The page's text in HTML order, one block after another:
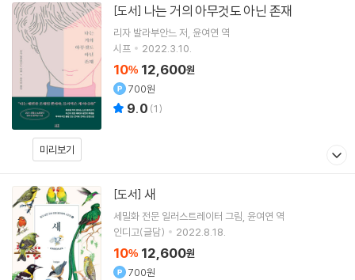
미리보기
[도서] 나는 거의 아무것도 아닌 존재
리자 발라부안느 저 윤여연 역
시프
2022.3.10.
10% 12,600원
700원
9.0 (1)
[도서] 새
세밀화 전문 일러스트레이터 그림 윤여연 역
인디고(글담)
2022.8.18.
10% 12,600원
700원